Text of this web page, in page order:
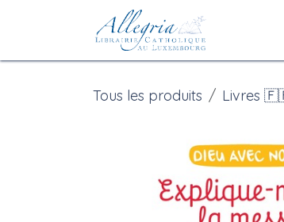
Se rendre au contenu
Tous les produits Livres